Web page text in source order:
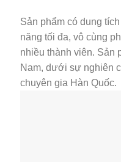
Sản phẩm có dung
năng tối đa, vô cùng
nhiều thành viên. Sản
Nam, dưới sự nghiên
chuyên gia Hàn Quốc.